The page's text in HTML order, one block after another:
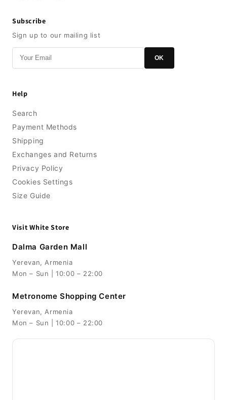
Subscribe
Sign up to our mailing list
OK
Help
Search
Payment Methods
Shipping
Exchanges and Returns
Privacy Policy
Cookies Settings
Size Guide
Visit White Store
Dalma Garden Mall
Yerevan, Armenia
Mon – Sun | 10:00 – 22:00
Metronome Shopping Center
Yerevan, Armenia
Mon – Sun | 10:00 – 22:00